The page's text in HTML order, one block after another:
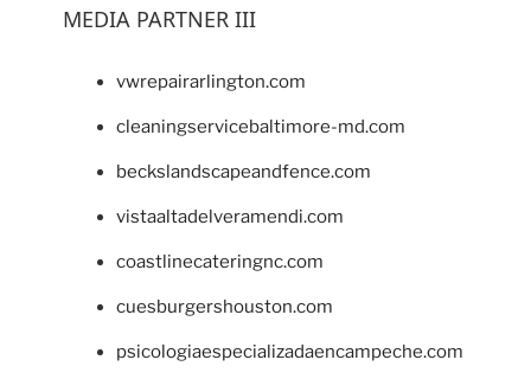
MEDIA PARTNER III
vwrepairarlington.com
cleaningservicebaltimore-md.com
beckslandscapeandfence.com
vistaaltadelveramendi.com
coastlinecateringnc.com
cuesburgershouston.com
psicologiaespecializadaencampeche.com